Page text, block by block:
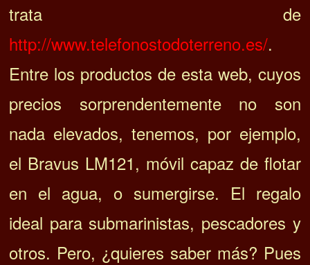
trata de
http://www.telefonostodoterreno.es/.
Entre los productos de esta web, cuyos
precios sorprendentemente no son
nada elevados, tenemos, por ejemplo,
el Bravus LM121, móvil capaz de flotar
en el agua, o sumergirse. El regalo
ideal para submarinistas, pescadores y
otros. Pero, ¿quieres saber más? Pues